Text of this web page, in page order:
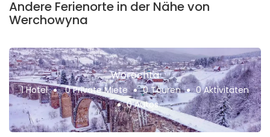
Andere Ferienorte in der Nähe von
Werchowyna
Worochta
1 Hotel 0 Private Miete 0 Touren
0 Aktivitäten
0 Autos